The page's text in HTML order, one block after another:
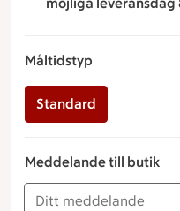
Måltidstyp
Standard
Meddelande till butik